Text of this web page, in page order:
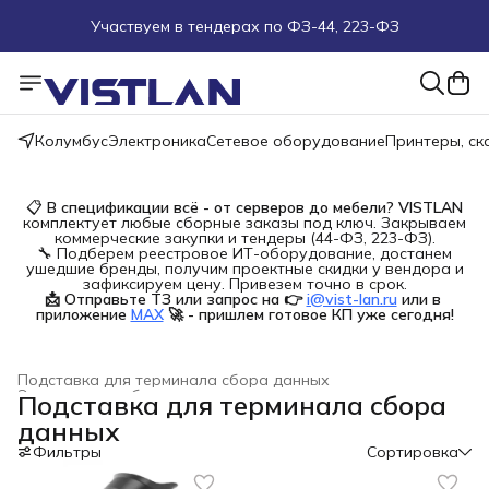
Участвуем в тендерах по ФЗ-44, 223-ФЗ
Поможем подобрать оборудование под ТЗ
Пуско-наладочные работы
Более 100 000 позиций в наличии и под заказ
КолумбусЭлектроникаСетевое оборудованиеПринтеры,
📋 В спецификации всё - от серверов до мебели? VISTLAN
комплектует любые сборные заказы под ключ. Закрываем
коммерческие закупки и тендеры (44-ФЗ, 223-ФЗ).
🔧 Подберем реестровое ИТ-оборудование, достанем
ушедшие бренды, получим проектные скидки у вендора и
зафиксируем цену. Привезем точно в срок.
📩 Отправьте ТЗ или запрос на 👉 i@vist-lan.ru или в
приложение MAX 🚀 - пришлем готовое КП уже сегодня!
Подставка для терминала сбора данных
Электронное оборудование для торговли
Электроника ›
Главная ›
Подставка для терминала сбора
данных
Фильтры Сортировка